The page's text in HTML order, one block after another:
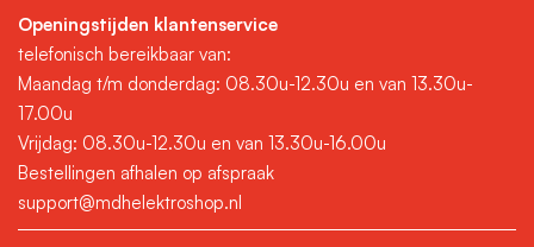
Elektroshop biedt maatwerkoplossingen en
concurrerende prijzen voor grotere volumes.
Veilige Betaalmethoden: Diverse veilige betaalopties
staan ter beschikking voor een zorgeloze afhandeling,
waaronder iDEAL, creditcard en betaling op rekening
voor gekwalificeerde zakelijke klanten.
Directe accounttoegang:
klanten hebben toegang tot hun bestelhistorie, facturen
Openingstijden klantenservice
telefonisch bereikbaar van:
Maandag t/m donderdag: 08.30u-12.30u en van 13.30u-
17.00u
Vrijdag: 08.30u-12.30u en van 13.30u-16.00u
Bestellingen afhalen op afspraak
support@mdhelektroshop.nl